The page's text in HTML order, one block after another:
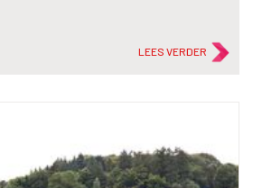
LEES VERDER